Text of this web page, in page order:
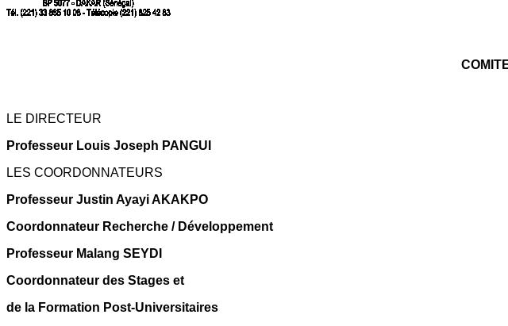
LE DIRECTEUR
Professeur Louis Joseph PANGUI
LES COORDONNATEURS
Professeur Justin Ayayi AKAKPO
Coordonnateur Recherche / Développement
Professeur Malang SEYDI
Coordonnateur des Stages et
de la Formation Post-Universitaires